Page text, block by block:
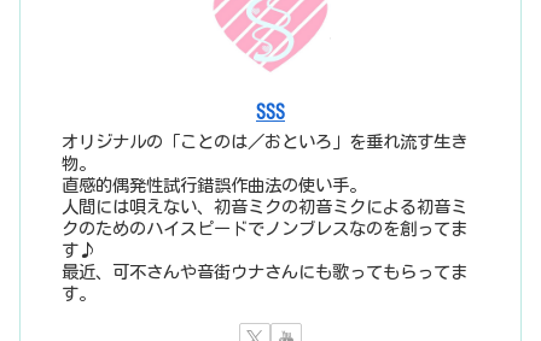
SSS
オリジナルの「ことのは／おといろ」を垂れ流す生き
物。
直感的偶発性試行錯誤作曲法の使い手。
人間には唄えない、初音ミクの初音ミクによる初音ミ
クのためのハイスピードでノンブレスなのを創ってま
す♪
最近、可不さんや音街ウナさんにも歌ってもらってま
す。